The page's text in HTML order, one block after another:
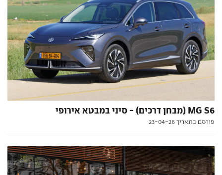
MG S6 (מבחן דרכים) - סיני במבטא אירופי
פורסם בתאריך 23-04-26